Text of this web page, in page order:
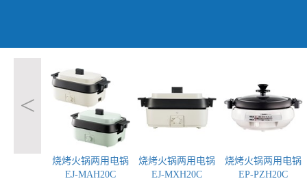
烧烤火锅两用电锅
EJ-MAH20C
烧烤火锅两用电锅
EJ-MXH20C
烧烤火锅两用电锅
EP-PZH20C
<